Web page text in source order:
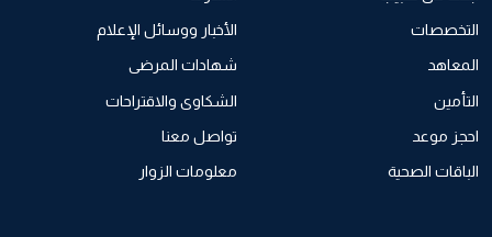
التخصصات
المعاهد
التأمين
احجز موعد
الباقات الصحية
الأخبار ووسائل الإعلام
شهادات المرضى
الشكاوى والاقتراحات
تواصل معنا
معلومات الزوار